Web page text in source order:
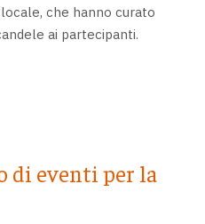
che hanno curato
ai partecipanti.
di eventi per la